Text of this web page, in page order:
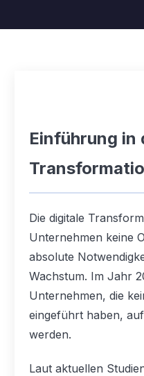
Einführung in
Die digitale
Unternehmen keine
absolute
Wachstum. Im Jahr
Unternehmen, die
eingeführt haben,
werden.
Laut aktuellen